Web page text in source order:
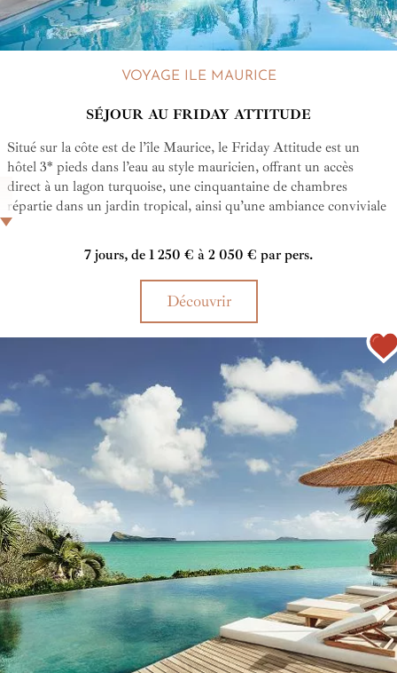
VOYAGE ILE MAURICE
SÉJOUR AU FRIDAY ATTITUDE
Situé sur la côte est de l’île Maurice, le Friday Attitude est un
hôtel 3* pieds dans l’eau au style mauricien, offrant un accès
direct à un lagon turquoise, une cinquantaine de chambres
répartie dans un jardin tropical, ainsi qu’une ambiance conviviale
et décontractée idéale pour un séjour en couple ou en famille
empreint de bonne humeur.
7 jours, de 1 250 € à 2 050 € par pers.
Découvrir